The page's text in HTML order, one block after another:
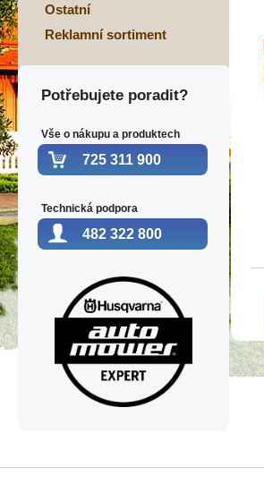
Ostatní
Reklamní sortiment
Potřebujete poradit?
Vše o nákupu a produktech
725 311 900
Technická podpora
482 322 800